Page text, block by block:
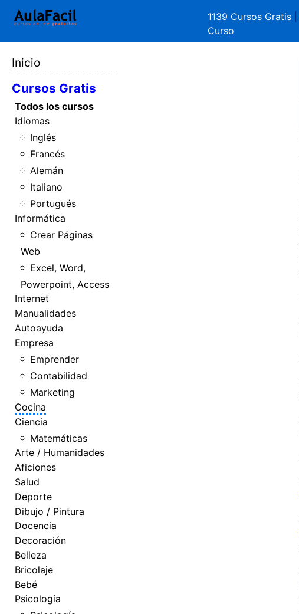
1139 Cursos Gratis
Curso
Inicio
Cursos Gratis
Todos los cursos
Idiomas
Inglés
Francés
Alemán
Italiano
Portugués
Informática
Crear Páginas
Web
Excel, Word,
Powerpoint, Access
Internet
Manualidades
Autoayuda
Empresa
Emprender
Contabilidad
Marketing
Cocina
Ciencia
Matemáticas
Arte / Humanidades
Aficiones
Salud
Deporte
Dibujo / Pintura
Docencia
Decoración
Belleza
Bricolaje
Bebé
Psicología